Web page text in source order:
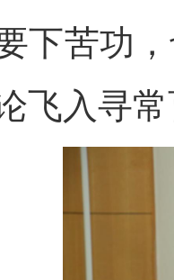
下苦功
飞入寻